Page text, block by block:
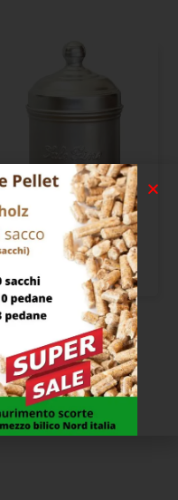
ALLUMINIO
FINO CM 10 H 12
€